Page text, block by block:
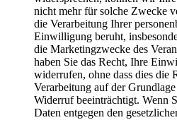
nicht mehr für solche Zwecke
die Verarbeitung Ihrer
Einwilligung beruht,
die Marketingzwecke des
haben Sie das Recht, Ihre
widerrufen, ohne dass dies die
Verarbeitung auf der
Widerruf beeinträchtigt. Wenn
Daten entgegen den